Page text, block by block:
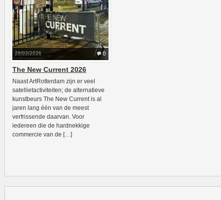
0
29/03/2026
The New Current 2026
Naast ArtRotterdam zijn er veel
satellietactiviteiten; de alternatieve
kunstbeurs The New Current is al
jaren lang één van de meest
verfrissende daarvan. Voor
iedereen die de hardnekkige
commercie van de […]